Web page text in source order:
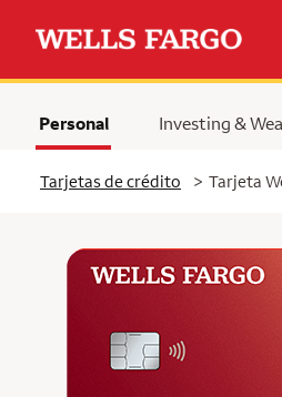
Personal Investing &
Tarjetas de crédito > Tarjeta